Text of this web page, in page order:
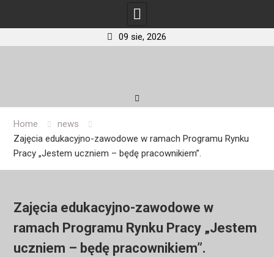
09 sie, 2026
Home
news
Zajęcia edukacyjno-zawodowe w ramach Programu Rynku
Pracy „Jestem uczniem – będę pracownikiem”.
Zajęcia edukacyjno-zawodowe w
ramach Programu Rynku Pracy „Jestem
uczniem – będę pracownikiem”.